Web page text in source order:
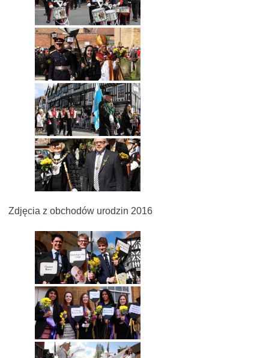
Zdjęcia z obchodów urodzin 2016